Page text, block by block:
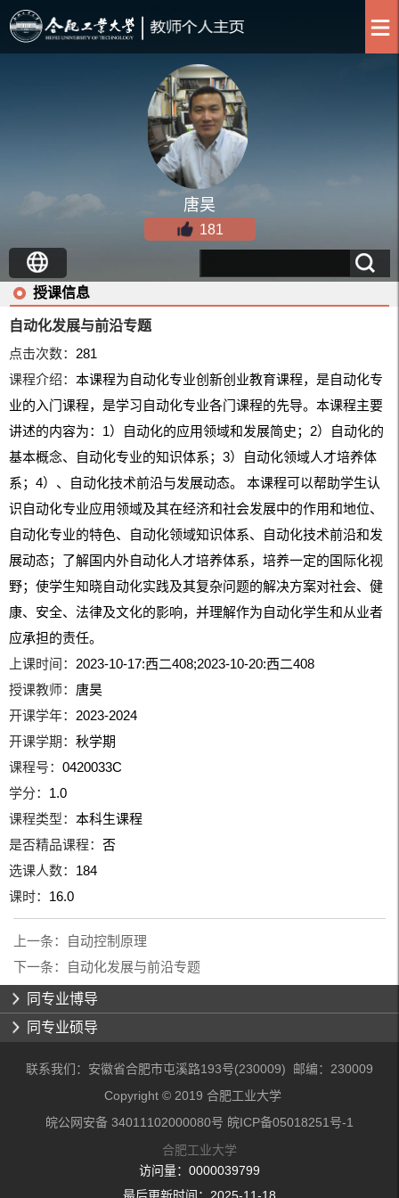
唐昊
181
授课信息
自动化发展与前沿专题
点击次数： 281
课程介绍：本课程为自动化专业创新创业教育课程，是自动化专
业的入门课程，是学习自动化专业各门课程的先导。本课程主要
讲述的内容为：1）自动化的应用领域和发展简史；2）自动化的
基本概念、自动化专业的知识体系；3）自动化领域人才培养体
系；4）、自动化技术前沿与发展动态。 本课程可以帮助学生认
识自动化专业应用领域及其在经济和社会发展中的作用和地位、
自动化专业的特色、自动化领域知识体系、自动化技术前沿和发
展动态；了解国内外自动化人才培养体系，培养一定的国际化视
野；使学生知晓自动化实践及其复杂问题的解决方案对社会、健
康、安全、法律及文化的影响，并理解作为自动化学生和从业者
应承担的责任。
上课时间： 2023-10-17:西二408;2023-10-20:西二408
授课教师： 唐昊
开课学年： 2023-2024
开课学期：秋学期
课程号：0420033C
学分： 1.0
课程类型：本科生课程
是否精品课程：否
选课人数： 184
课时： 16.0
上一条：
自动控制原理
下一条：
自动化发展与前沿专题
同专业博导
同专业硕导
联系我们：安徽省合肥市屯溪路193号(230009) 邮编：230009
Copyright © 2019 合肥工业大学
皖公网安备 34011102000080号 皖ICP备05018251号-1
合肥工业大学
访问量： 0000039799